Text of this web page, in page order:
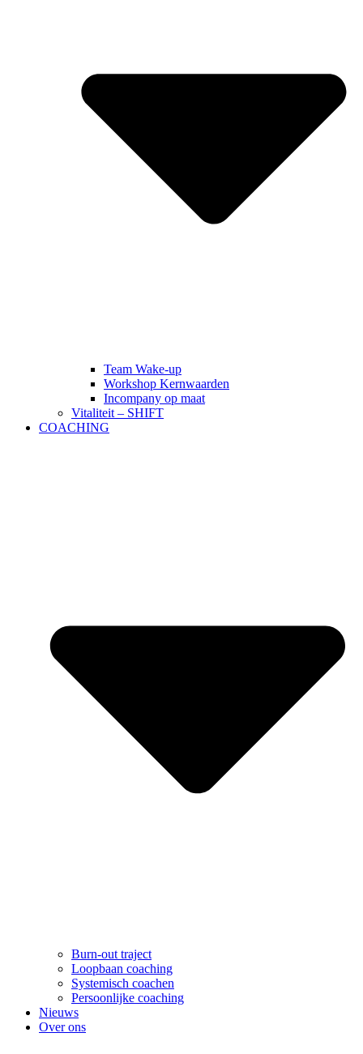
Team Wake-up
Workshop Kernwaarden
Incompany op maat
Vitaliteit – SHIFT
COACHING
Burn-out traject
Loopbaan coaching
Systemisch coachen
Persoonlijke coaching
Nieuws
Over ons